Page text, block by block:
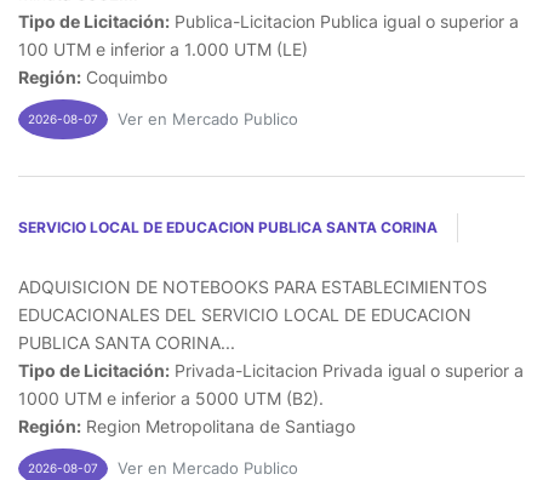
Tipo de Licitación: Publica-Licitacion Publica igual o superior a
100 UTM e inferior a 1.000 UTM (LE)
Región: Coquimbo
2026-08-07 Ver en Mercado Publico
SERVICIO LOCAL DE EDUCACION PUBLICA SANTA CORINA
ADQUISICION DE NOTEBOOKS PARA ESTABLECIMIENTOS
EDUCACIONALES DEL SERVICIO LOCAL DE EDUCACION
PUBLICA SANTA CORINA...
Tipo de Licitación: Privada-Licitacion Privada igual o superior a
1000 UTM e inferior a 5000 UTM (B2).
Región: Region Metropolitana de Santiago
2026-08-07 Ver en Mercado Publico